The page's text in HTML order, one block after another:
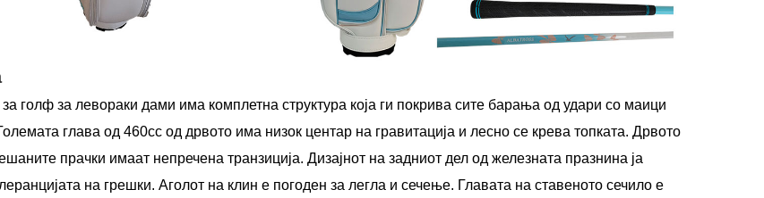
голф за левораки дами има комплетна структура која ги покрива сите барања од удари со маици
глава од 460cc од дрвото има низок центар на гравитација и лесно се крева топката. Дрвото
прачки имаат непречена транзиција. Дизајнот на задниот дел од железната празнина ја
на грешки. Аголот на клин е погоден за легла и сечење. Главата на ставеното сечило е